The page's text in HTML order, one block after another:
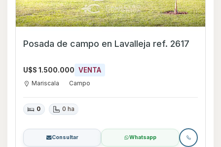
Posada de campo en Lavalleja ref. 2617
U$S 1.500.000 VENTA
Mariscala Campo
0 0 ha
Consultar Whatsapp